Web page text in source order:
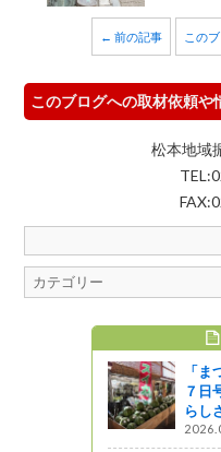
← 前の記事 この
このブログへの取材依頼や
松本地域
「まつもと直売
７日号～野菜から
らしさ全開です～
2026.08.07